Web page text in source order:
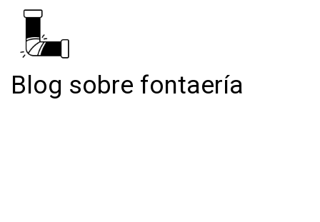
Blog sobre fontaería